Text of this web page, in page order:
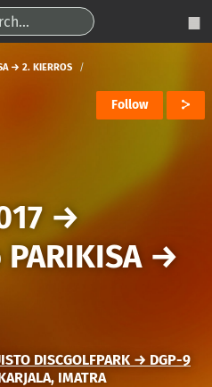
→ 2. KIERROS
Follow
→
→
DISCGOLFPARK → DGP-9
IMATRA